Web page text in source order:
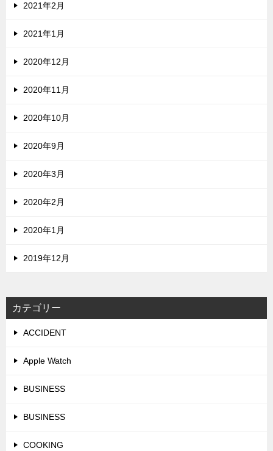
2021年2月
2021年1月
2020年12月
2020年11月
2020年10月
2020年9月
2020年3月
2020年2月
2020年1月
2019年12月
カテゴリー
ACCIDENT
Apple Watch
BUSINESS
BUSINESS
COOKING